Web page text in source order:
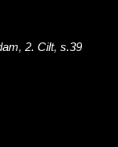
2. Cilt, s.39